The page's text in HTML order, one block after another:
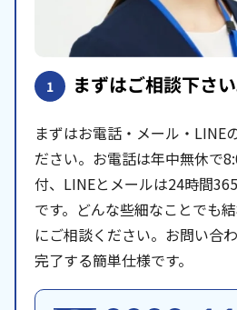
1 まずはご相談下さい
まずはお電話・メール・LINE
ださい。お電話は年中無休で
付、LINEとメールは24時間
です。どんな些細なことでも
にご相談ください。お問い合
完了する簡単仕様です。